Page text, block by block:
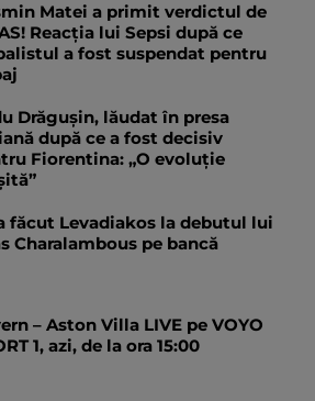
Matei a primit verdictul de
Reacția lui Sepsi după ce
a fost suspendat pentru
Drăgușin, lăudat în presa
după ce a fost decisiv
Fiorentina: „O evoluție
făcut Levadiakos la debutul lui
Charalambous pe bancă
– Aston Villa LIVE pe VOYO
1, azi, de la ora 15:00